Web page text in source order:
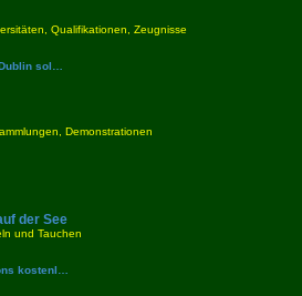
Qualifikationen, Zeugnisse
sol…
Demonstrationen
der See
und Tauchen
kostenl…